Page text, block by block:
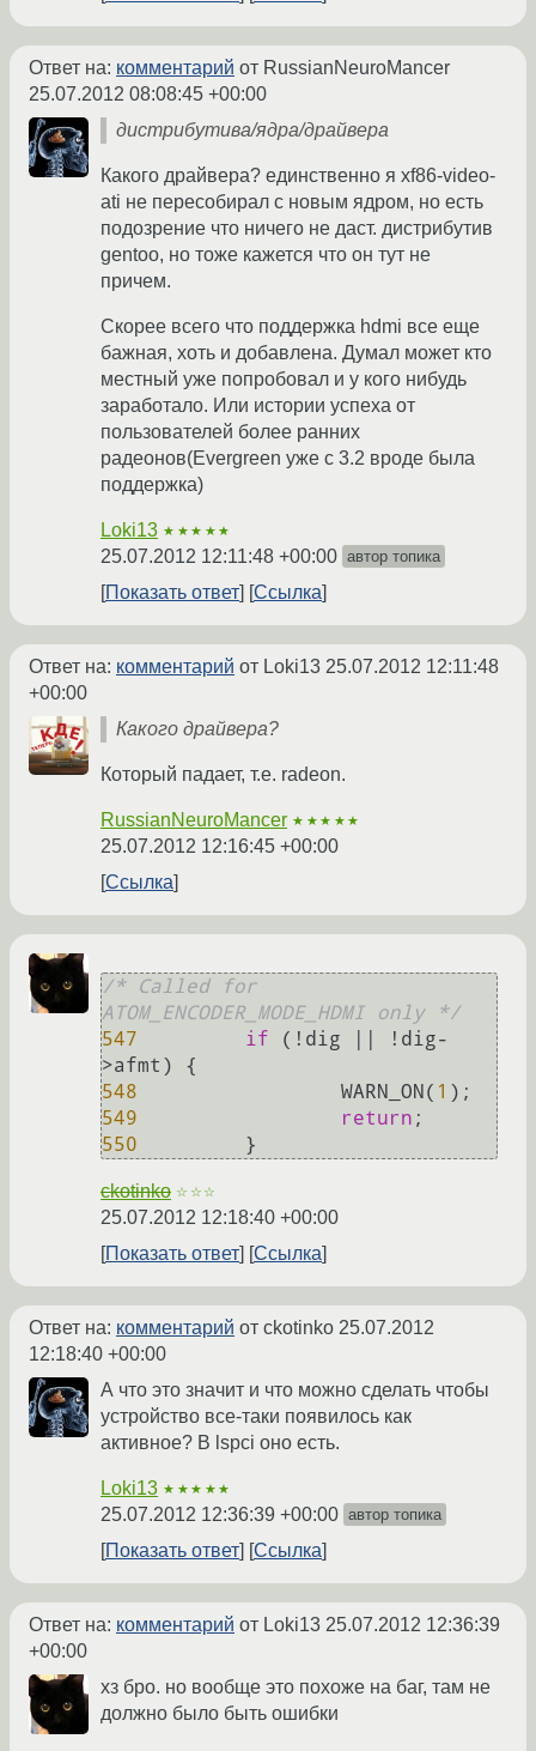
Ответ на: комментарий от RussianNeuroMancer
25.07.2012 08:08:45 +00:00
дистрибутива/ядра/драйвера
Какого драйвера? единственно я xf86-video-
ati не пересобирал с новым ядром, но есть
подозрение что ничего не даст. дистрибутив
gentoo, но тоже кажется что он тут не
причем.
Скорее всего что поддержка hdmi все еще
бажная, хоть и добавлена. Думал может кто
местный уже попробовал и у кого нибудь
заработало. Или истории успеха от
пользователей более ранних
радеонов(Evergreen уже с 3.2 вроде была
поддержка)
Loki13 ★★★★★
25.07.2012 12:11:48 +00:00 автор топика
Показать ответ Ссылка
Ответ на: комментарий от Loki13 25.07.2012 12:11:48
+00:00
Какого драйвера?
Который падает, т.е. radeon.
RussianNeuroMancer ★★★★★
25.07.2012 12:16:45 +00:00
Ссылка
/* Called for
ATOM_ENCODER_MODE_HDMI only */
547
if (!dig || !dig-
548
                 WARN_ON(
1
549
return
550
         }
ckotinko ☆☆☆
25.07.2012 12:18:40 +00:00
Показать ответ
Ссылка
Ответ на: комментарий от ckotinko 25.07.2012
12:18:40 +00:00
А что это значит и что можно сделать чтобы
устройство все-таки появилось как
активное? В lspci оно есть.
Loki13 ★★★★★
25.07.2012 12:36:39 +00:00 автор топика
Показать ответ Ссылка
Ответ на: комментарий от Loki13 25.07.2012 12:36:39
+00:00
хз бро. но вообще это похоже на баг, там не
должно было быть ошибки